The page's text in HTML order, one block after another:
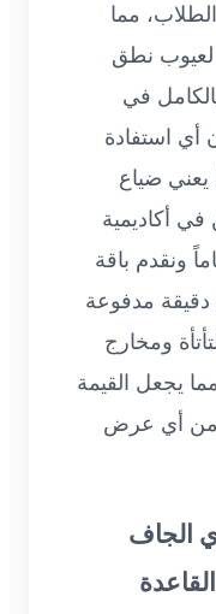
مما
لعيوب نطق
في
أي استفادة
يعني ضياع
أكاديمية
ونقدم باقة
مدفوعة
ومخارج
يجعل القيمة
من أي عرض
الجاف